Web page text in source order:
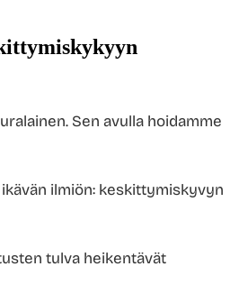
Sen avulla hoidamme
ilmiön: keskittymiskyvyn
tulva heikentävät